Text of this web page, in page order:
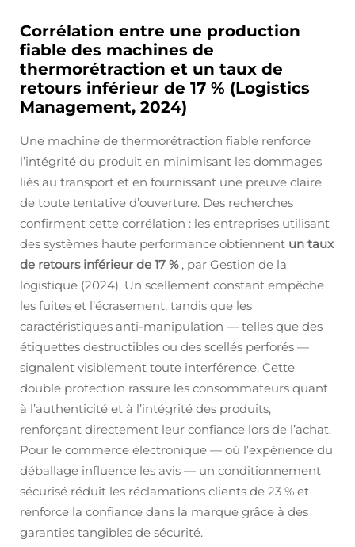
Corrélation entre une production
fiable des machines de
thermorétraction et un taux de
retours inférieur de 17 % (Logistics
Management, 2024)
Une machine de thermorétraction fiable renforce
l’intégrité du produit en minimisant les dommages
liés au transport et en fournissant une preuve claire
de toute tentative d’ouverture. Des recherches
confirment cette corrélation : les entreprises utilisant
des systèmes haute performance obtiennent un taux
de retours inférieur de 17 % , par Gestion de la
logistique (2024). Un scellement constant empêche
les fuites et l’écrasement, tandis que les
caractéristiques anti-manipulation — telles que des
étiquettes destructibles ou des scellés perforés —
signalent visiblement toute interférence. Cette
double protection rassure les consommateurs quant
à l’authenticité et à l’intégrité des produits,
renforçant directement leur confiance lors de l’achat.
Pour le commerce électronique — où l’expérience du
déballage influence les avis — un conditionnement
sécurisé réduit les réclamations clients de 23 % et
renforce la confiance dans la marque grâce à des
garanties tangibles de sécurité.